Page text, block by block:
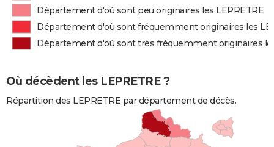
Département d'où sont peu originaires les LEPRETRE
Département d'où sont fréquemment originaires les
Département d'où sont très fréquemment originaires
Où décèdent les LEPRETRE ?
Répartition des LEPRETRE par département de décès.